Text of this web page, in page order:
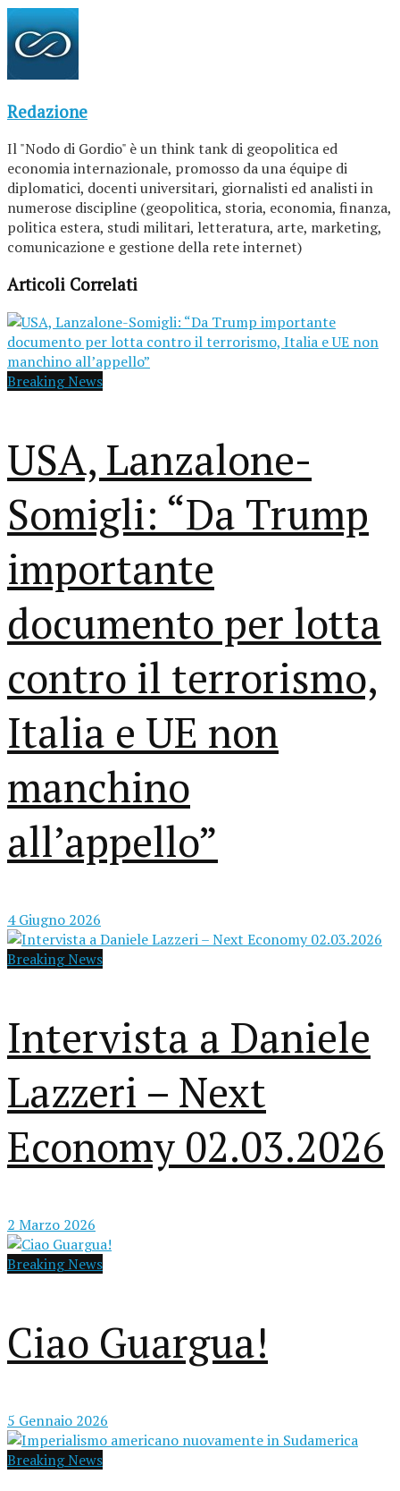
Redazione
Il "Nodo di Gordio" è un think tank di geopolitica ed
economia internazionale, promosso da una équipe di
diplomatici, docenti universitari, giornalisti ed analisti in
numerose discipline (geopolitica, storia, economia, finanza,
politica estera, studi militari, letteratura, arte, marketing,
comunicazione e gestione della rete internet)
Articoli Correlati
Breaking News
USA, Lanzalone-
Somigli: “Da Trump
importante
documento per lotta
contro il terrorismo,
Italia e UE non
manchino
all’appello”
4 Giugno 2026
Breaking News
Intervista a Daniele
Lazzeri – Next
Economy 02.03.2026
2 Marzo 2026
Breaking News
Ciao Guargua!
5 Gennaio 2026
Breaking News